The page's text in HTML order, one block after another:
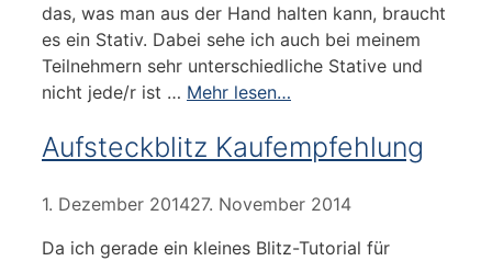
das, was man aus der Hand halten kann, braucht
es ein Stativ. Dabei sehe ich auch bei meinem
Teilnehmern sehr unterschiedliche Stative und
nicht jede/r ist … Mehr lesen…
Aufsteckblitz Kaufempfehlung
1. Dezember 201427. November 2014
Da ich gerade ein kleines Blitz-Tutorial für